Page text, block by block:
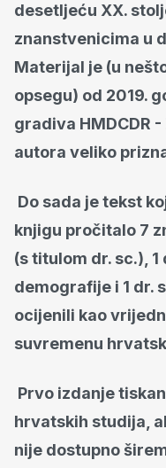
desetljeću XX.
znanstvenicima u
Materijal je (u
opsegu) od 2019.
gradiva HMDCDR
autora veliko
Do sada je tekst
knjigu pročitalo 7
(s titulom dr. sc.), 1
demografije i 1 dr.
ocijenili kao
suvremenu
Prvo izdanje
hrvatskih studija,
nije dostupno